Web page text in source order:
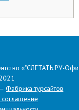
соцсетях
«"СЛЕТАТЬ.РУ-
Фабрика турсайтов
соглашение